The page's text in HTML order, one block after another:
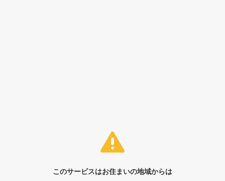
このサービスはお住まいの地域からは